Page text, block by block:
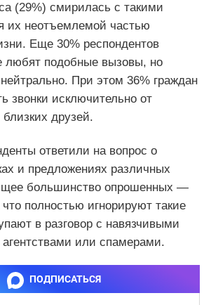
(29%) смирилась с такими
их неотъемлемой частью
Еще 30% респондентов
любят подобные вызовы, но
При этом 36% граждан
звонки исключительно от
друзей.
ответили на вопрос о
и предложениях различных
большинство опрошенных —
полностью игнорируют такие
в разговор с навязчивыми
или спамерами.
ПОДПИСАТЬСЯ